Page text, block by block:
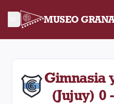
MUSEO
Fecha 18. Partido entre
Gimnasia
(Jujuy) 0